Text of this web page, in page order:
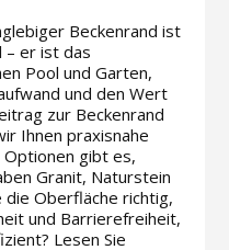
Beckenrand ist
– er ist das
Pool und Garten,
und den Wert
zur Beckenrand
Ihnen praxisnahe
Optionen gibt es,
Granit, Naturstein
die Oberfläche richtig,
und Barrierefreiheit,
Lesen Sie